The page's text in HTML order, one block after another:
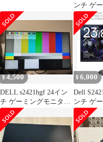
ンチ ゲ
ー
¥4,500
DELL s2421hgf 24イン
チ ゲーミングモニター
144hz
¥ 6,000
Dell
ンチ ゲ
ー